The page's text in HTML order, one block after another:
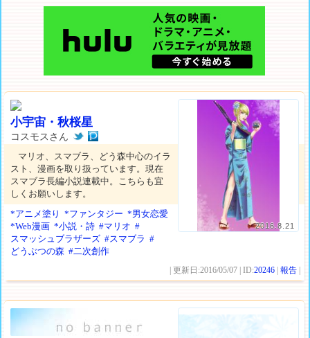
2016.8.21
小宇宙・秋桜星
コスモスさん
マリオ、スマブラ、どう森中心のイラ
スト、漫画を取り扱っています。現在
スマブラ長編小説連載中。こちらも宜
しくお願いします。
*アニメ塗り
*ファンタジー *男女恋愛
*Web漫画 *小説・詩 #マリオ #
スマッシュブラザーズ #スマブラ #
どうぶつの森 #二次創作
| 更新日:2016/05/07 | ID:20246 |報告